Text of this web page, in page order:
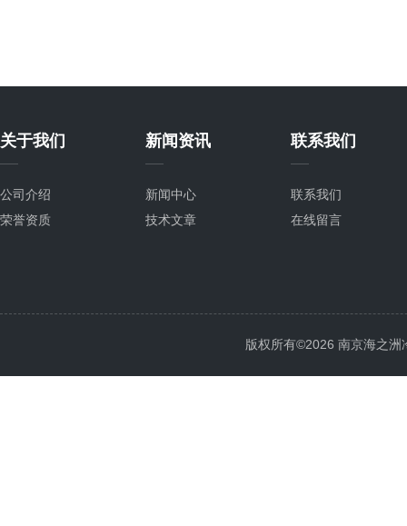
关于我们
公司介绍
荣誉资质
新闻资讯
新闻中心
技术文章
联系我们
联系我们
在线留言
版权所有©2026 南京海之